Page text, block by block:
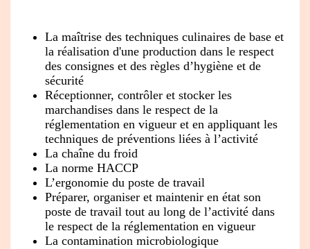
La maîtrise des techniques culinaires de base et
la réalisation d'une production dans le respect
des consignes et des règles d’hygiène et de
sécurité
Réceptionner, contrôler et stocker les
marchandises dans le respect de la
réglementation en vigueur et en appliquant les
techniques de préventions liées à l’activité
La chaîne du froid
La norme HACCP
L’ergonomie du poste de travail
Préparer, organiser et maintenir en état son
poste de travail tout au long de l’activité dans
le respect de la réglementation en vigueur
La contamination microbiologique